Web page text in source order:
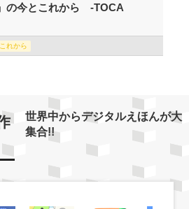
の今とこれから -TOCA
れから
世界中からデジタルえほんが大
集合!!